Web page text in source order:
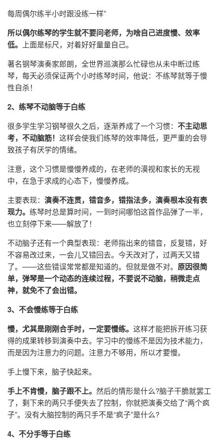
每周偶尔练半小时跟没练一样”
所以偶尔练琴的学生就不要问老师，为啥自己进度慢、效率
低。
上面是标尺，对着好好量量自己。
著名钢琴演奏家郎朗，全世界巡演那么忙碌也从未中断过练
琴，每天必须保证两个小时练琴时间，他说：不练琴就等于慢
性自杀！
2、练琴不动脑等于白练
很多学生学习钢琴很久之后，逐渐养成了一个习惯： 不主动思
考，不动脑筋！ 这样会使我们练琴的效率降低，更严重的会导
致孩子有厌学的情绪。
注意，这个习惯是慢慢养成的，在老师的漠视和家长的无视
中，在急于求成的心态下，慢慢养成。
主要表现： 演奏不连贯，错音多，错指法多，演奏根本没有表
现力。 练琴时总是算时间，一到时间哪怕这首作品弹了一半，
也立刻停下来——解放了！
不动脑子还有一个典型表现：老师指出来的错音，反复错，好
不容易改过来，一会儿又错回去。今天改对了，过两天又错
了。——这些错误常常都是知道的。但就是做不对。 原因很简
单，弹琴是一个动态的连续过程，不要说不动脑，稍微走点
神，就免不了会出错。
3、不会慢练等于白练
慢，尤其是刚刚合手时，一定要慢练。 这样才能把拆开练习获
得的成果转移到演奏中去。学习中的慢练不是因为技术能力，
而是因为注意力的问题。注意力不够用，所以才要慢。
手上慢下来，脑子快起来。
手上不肯慢，脑子跟不上。 然后的情形是什么?脑子干脆就罢工
了，剩下来的两只手便失去了控制，你就把演奏交给了“两个疯
子”。没有大脑控制的两只手不是“疯子”是什么?
4、不分手等于白练